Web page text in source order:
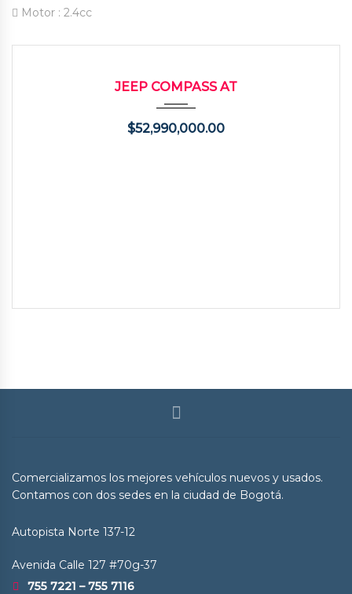
Motor : 2.4cc
JEEP COMPASS AT
$52,990,000.00
Comercializamos los mejores vehículos nuevos y usados.
Contamos con dos sedes en la ciudad de Bogotá.
Autopista Norte 137-12
Avenida Calle 127 #70g-37
755 7221 – 755 7116